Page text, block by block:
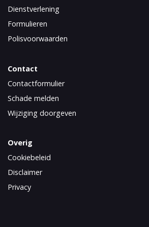
Dienstverlening
Formulieren
Polisvoorwaarden
Contact
Contactformulier
Schade melden
Wijziging doorgeven
Overig
Cookiebeleid
Disclaimer
Privacy